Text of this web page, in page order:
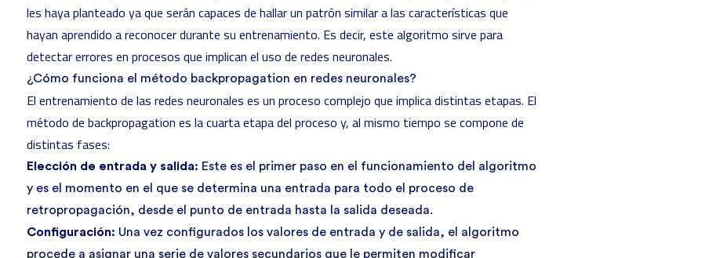
les haya planteado ya que serán capaces de hallar un patrón similar a las características que
hayan aprendido a reconocer durante su entrenamiento. Es decir, este algoritmo sirve para
detectar errores en procesos que implican el uso de redes neuronales.
¿Cómo funciona el método backpropagation en redes neuronales?
El entrenamiento de las redes neuronales es un proceso complejo que implica distintas etapas. El
método de backpropagation es la cuarta etapa del proceso y, al mismo tiempo se compone de
distintas fases:
Elección de entrada y salida: Este es el primer paso en el funcionamiento del algoritmo
y es el momento en el que se determina una entrada para todo el proceso de
retropropagación, desde el punto de entrada hasta la salida deseada.
Configuración: Una vez configurados los valores de entrada y de salida, el algoritmo
procede a asignar una serie de valores secundarios que le permiten modificar